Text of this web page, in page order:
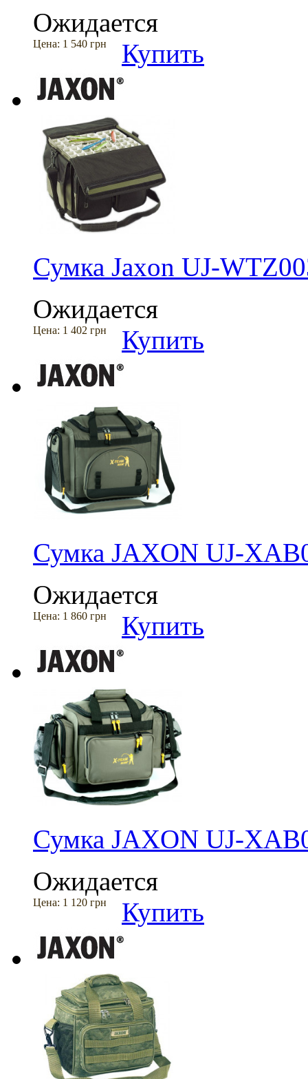
Ожидается
Цена: 1 540 грн Купить
Сумка Jaxon UJ-
Ожидается
Цена: 1 402 грн Купить
Сумка JAXON UJ-
Ожидается
Цена: 1 860 грн Купить
Сумка JAXON UJ-
Ожидается
Цена: 1 120 грн Купить